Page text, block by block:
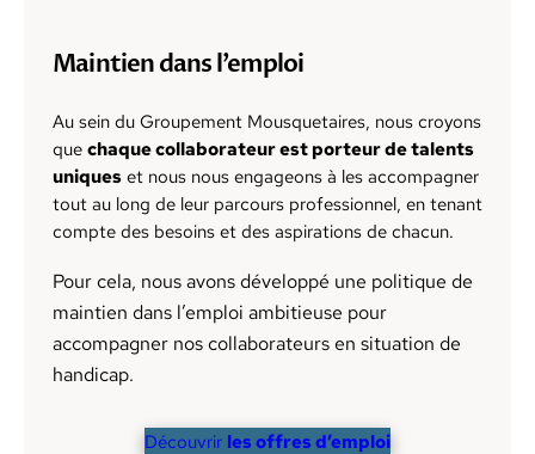
Maintien dans l’emploi
Au sein du Groupement Mousquetaires, nous croyons
que chaque collaborateur est porteur de talents
uniques et nous nous engageons à les accompagner
tout au long de leur parcours professionnel, en tenant
compte des besoins et des aspirations de chacun.
Pour cela, nous avons développé une politique de
maintien dans l’emploi ambitieuse pour
accompagner nos collaborateurs en situation de
handicap.
Découvrir les offres d’emploi